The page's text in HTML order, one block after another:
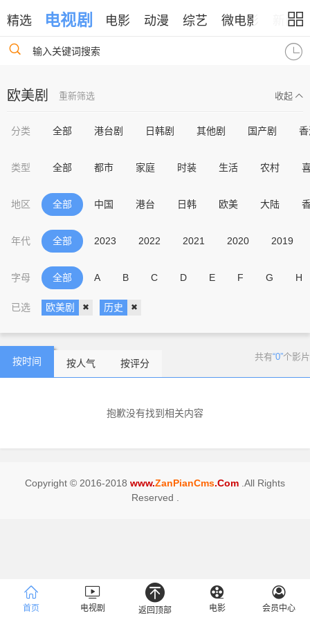
精选 电视剧 电影 动漫 综艺 微电影 新闻
输入关键词搜索
欧美剧 重新筛选 收起
分类 全部 港台剧 日韩剧 其他剧 国产剧
类型 全部 都市 家庭 时装 生活 农村
地区 全部 中国 港台 日韩 欧美 大陆
年代 全部 2023 2022 2021 2020 2019
字母 全部 A B C D E F G H
已选 欧美剧 历史
按时间 按人气 按评分
共有“0”个影片
抱歉没有找到相关内容
Copyright © 2016-2018 www.ZanPianCms.Com .All Rights
Reserved .
首页 电视剧 返回顶部 电影 会员中心